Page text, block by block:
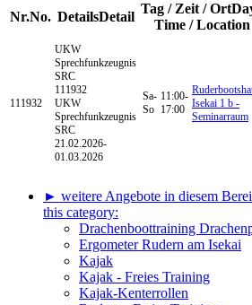
Nr.No. DetailsDetail
Tag / Zeit / Ort
Time / Location
111932
UKW
Sprechfunkzeugnis
SRC
111932
UKW
Sprechfunkzeugnis
SRC
21.02.2026-
01.03.2026
Sa-
So
11:00-
17:00 Isekai 1 b -
Seminarraum
► weitere Angebote in diesem
this category:
Drachenboottraining
Ergometer Rudern am Isekai
Kajak
Kajak - Freies Training
Kajak-Kenterrollen